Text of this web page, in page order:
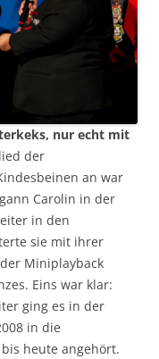
nur echt mit
der
an war
Carolin in der
in den
sie mit ihrer
Miniplayback
Eins war klar:
ging es in der
in die
heute angehört.